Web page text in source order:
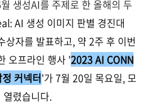
생성AI를 주제로 한 올해의 두
AI 생성 이미지 판별 경진대
상자를 발표하고, 약 2주 후 이번
오프라인 행사 '2023 AI CONN
커넥터'가 7월 20일 목요일, 모
렸습니다.